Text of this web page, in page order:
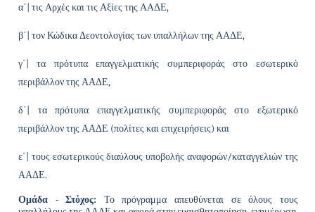
α΄| τις Αρχές και τις Αξίες της ΑΑΔΕ,
β΄| τον Κώδικα Δεοντολογίας των υπαλλήλων της ΑΑΔΕ,
γ΄| τα πρότυπα επαγγελματικής συμπεριφοράς στο εσωτερικό
περιβάλλον της ΑΑΔΕ,
δ΄| τα πρότυπα επαγγελματικής συμπεριφοράς στο εξωτερικό
περιβάλλον της ΑΑΔΕ (πολίτες και επιχειρήσεις) και
ε΄| τους εσωτερικούς διαύλους υποβολής αναφορών/καταγγελιών της
ΑΑΔΕ.
Ομάδα - Στόχος: Το πρόγραμμα απευθύνεται σε όλους τους